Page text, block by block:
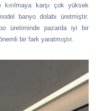
karşı çok yüksek
banyo dolabı üretmiştir.
üretiminde pazarda iyi bir
bir fark yaratmıştır.